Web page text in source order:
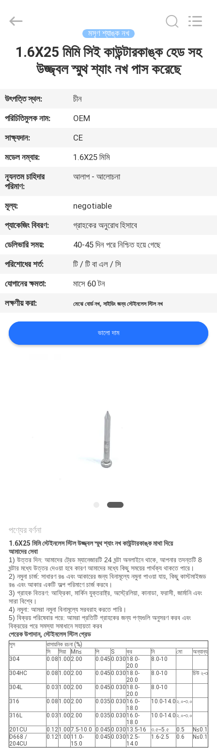
বাড়ি
আমাদের
সম্পর্কে
কারখানা
ভ্রমণ
মান
নিয়ন্ত্রণ
যোগাযোগ
করুন
উদ্ধৃতির
জন্য
আবেদন
Business
License.
মসৃণ শ্যাঙ্ক নখ
1.6X25 মিমি সিই কাউন্টারকাঙ্ক হেড সহ
উজ্জ্বল স্মুথ শ্যাং নখ পাস করেছে
উৎপত্তি স্থল:
চীন
পরিচিতিমুলক নাম:
OEM
সাক্ষ্যদান:
CE
মডেল নম্বার:
1.6X25 মিমি
ন্যূনতম চাহিদার
পরিমাণ:
আলাপ - আলোচনা
মূল্য:
negotiable
প্যাকেজিং বিবরণ:
গ্রাহকের অনুরোধ হিসাবে
ডেলিভারি সময়:
40-45 দিন পরে নিশ্চিত হয়ে গেছে
পরিশোধের শর্ত:
টি / টি বা এল / সি
যোগানের ক্ষমতা:
মাসে 60 টন
লক্ষণীয় করা:
মেঝে বোর্ড নখ,সাইডিং জন্য স্টেইনলেস স্টিল নখ
ভালো দাম
পণ্যের বর্ণনা
1.6X25 মিমি স্টেইনলেস স্টিল উজ্জ্বল স্মুথ শ্যাং নখ কাউন্টারকাঙ্ক মাথা দিয়ে
আমাদের সেবা
1) উত্তর দিন: আমাদের ট্রেড ম্যানেজারটি 24 ঘন্টা অনলাইনে থাকে, আপনার তদন্তটি 8
ঘন্টার মধ্যে উত্তর দেওয়া হবে কারণ আমাদের মধ্যে কিছু সময়ের পার্থক্য থাকতে পারে।
2) নমুনা চার্জ: সাধারণ রঙ এবং আকারের জন্য বিনামূল্যে নমুনা পাওয়া যায়, কিছু কাস্টমাইজড
রঙ এবং আকার একটি অল্প পরিমাণে চার্জ করবে।
3) গ্রাহক বিতরণ: আফ্রিকা, মার্কিন যুক্তরাষ্ট্র, অস্ট্রেলিয়া, কানাডা, ফরাসী, জার্মানি এবং
সারা বিশ্বে।
4) নমুনা: আমরা নমুনা বিনামূল্যে সরবরাহ করতে পারি।
5) বিক্রয় পরিষেবার পরে: আমরা প্রতিটি গ্রাহকের জন্য পণ্যগুলি অনুসরণ করব এবং
বিক্রয়ের পরে সমস্যা সমাধানে সহায়তা করব
পেরেক উপাদান, স্টেইনলেস স্টিল গ্রেড
সুস
রাসায়নিক রচনা (%)
সি
সিয়া Mn≤ পি S ক্র নি মো
অন্যান্য
304
0.08 1.00 2.00 0.045 0.030 18.0-
20.0
8.0-10
304HC 0.08 1.00 2.00 0.045 0.030 18.0-
20.0
8.0-10 চিউ ২-৩
304L 0.03 1.00 2.00 0.045 0.030 18.0-
20.0
8.0-10
316 0.08 1.00 2.00 0.035 0.030 16.0-
18.0
10.0-14.0 ২.০-৩.০
316L 0.03 1.00 2.00 0.035 0.030 16.0-
18.0
10.0-14.0 ২.০-৩.০
201CU 0.121.007.5-10.0 0.045 0.030 13.5-16 ৩.৫--5.৫ 0.5
N≤0.1
D668 /
204CU
0.121.00 11.0-
15.0
0.045 0.030 12.5-
14.0
1.6-2.5 0.6 N≤0.1